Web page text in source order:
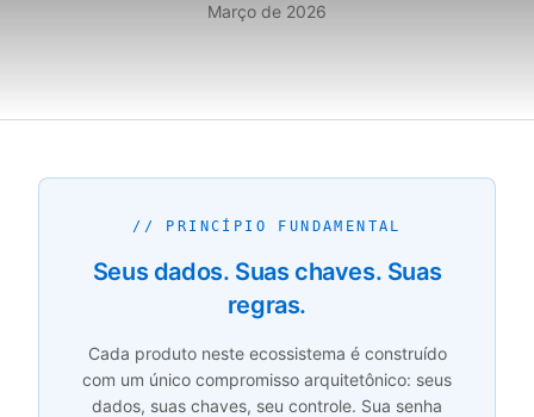
Março de 2026
// PRINCÍPIO FUNDAMENTAL
Seus dados. Suas chaves. Suas
regras.
Cada produto neste ecossistema é construído
com um único compromisso arquitetônico: seus
dados, suas chaves, seu controle. Sua senha